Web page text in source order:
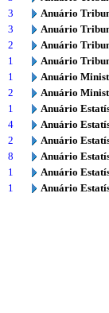
3
Anuário
3
Anuário
2
Anuário
1
Anuário
1
Anuário
2
Anuário
1
Anuário
4
Anuário
2
Anuário
8
Anuário
1
Anuário
1
Anuário